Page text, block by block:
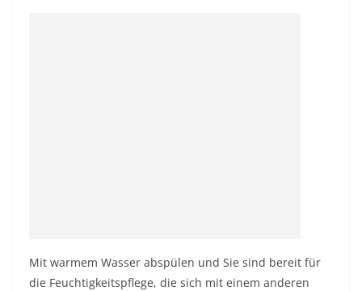
Mit warmem Wasser abspülen und Sie sind bereit für
die Feuchtigkeitspflege, die sich mit einem anderen